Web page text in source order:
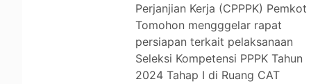
Perjanjian Kerja (CPPPK) Pemkot
Tomohon mengggelar rapat
persiapan terkait pelaksanaan
Seleksi Kompetensi PPPK Tahun
2024 Tahap I di Ruang CAT